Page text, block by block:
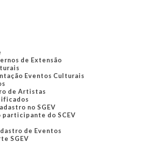
de Extensão
Eventos Culturais
de Artistas
no SGEV
participante do SCEV
de Eventos
SGEV